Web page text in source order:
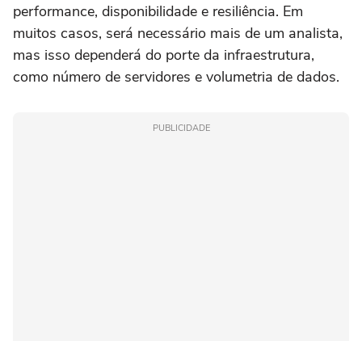
performance, disponibilidade e resiliência. Em
muitos casos, será necessário mais de um analista,
mas isso dependerá do porte da infraestrutura,
como número de servidores e volumetria de dados.
PUBLICIDADE